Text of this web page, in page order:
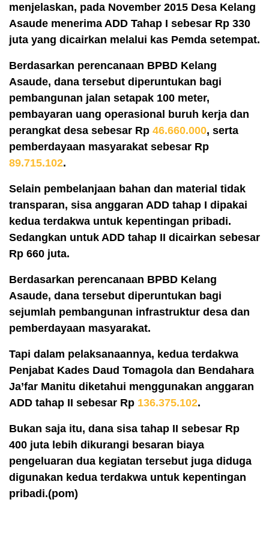
menjelaskan, pada November 2015 Desa Kelang
Asaude menerima ADD Tahap I sebesar Rp 330
juta yang dicairkan melalui kas Pemda setempat.
Berdasarkan perencanaan BPBD Kelang
Asaude, dana tersebut diperuntukan bagi
pembangunan jalan setapak 100 meter,
pembayaran uang operasional buruh kerja dan
perangkat desa sebesar Rp 46.660.000, serta
pemberdayaan masyarakat sebesar Rp
89.715.102.
Selain pembelanjaan bahan dan material tidak
transparan, sisa anggaran ADD tahap I dipakai
kedua terdakwa untuk kepentingan pribadi.
Sedangkan untuk ADD tahap II dicairkan sebesar
Rp 660 juta.
Berdasarkan perencanaan BPBD Kelang
Asaude, dana tersebut diperuntukan bagi
sejumlah pembangunan infrastruktur desa dan
pemberdayaan masyarakat.
Tapi dalam pelaksanaannya, kedua terdakwa
Penjabat Kades Daud Tomagola dan Bendahara
Ja’far Manitu diketahui menggunakan anggaran
ADD tahap II sebesar Rp 136.375.102.
Bukan saja itu, dana sisa tahap II sebesar Rp
400 juta lebih dikurangi besaran biaya
pengeluaran dua kegiatan tersebut juga diduga
digunakan kedua terdakwa untuk kepentingan
pribadi.(pom)